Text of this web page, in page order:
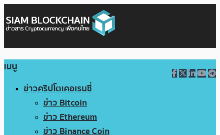
เมนู
ข่าวคริปโตเคอเรนซี่
ข่าว Bitcoin
ข่าว Ethereum
ข่าว Binance Coin